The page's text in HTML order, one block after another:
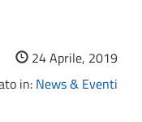
24 Aprile, 2019
in: News & Eventi